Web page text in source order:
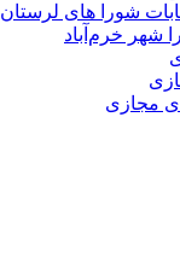
شورا های لرستان
شهر خرم‌آباد
مجازی